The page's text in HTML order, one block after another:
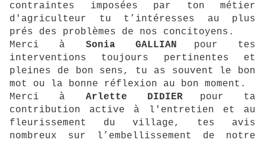
contraintes imposées par ton métier
d'agriculteur tu t’intéresses au plus
prés des problèmes de nos concitoyens.
Merci à Sonia GALLIAN
pour tes
interventions toujours pertinentes et
pleines de bon sens, tu as souvent le bon
mot ou la bonne réflexion au bon moment.
Merci à Arlette DIDIER
pour ta
contribution active à l'entretien et au
fleurissement du village, tes avis
nombreux sur l’embellissement de notre